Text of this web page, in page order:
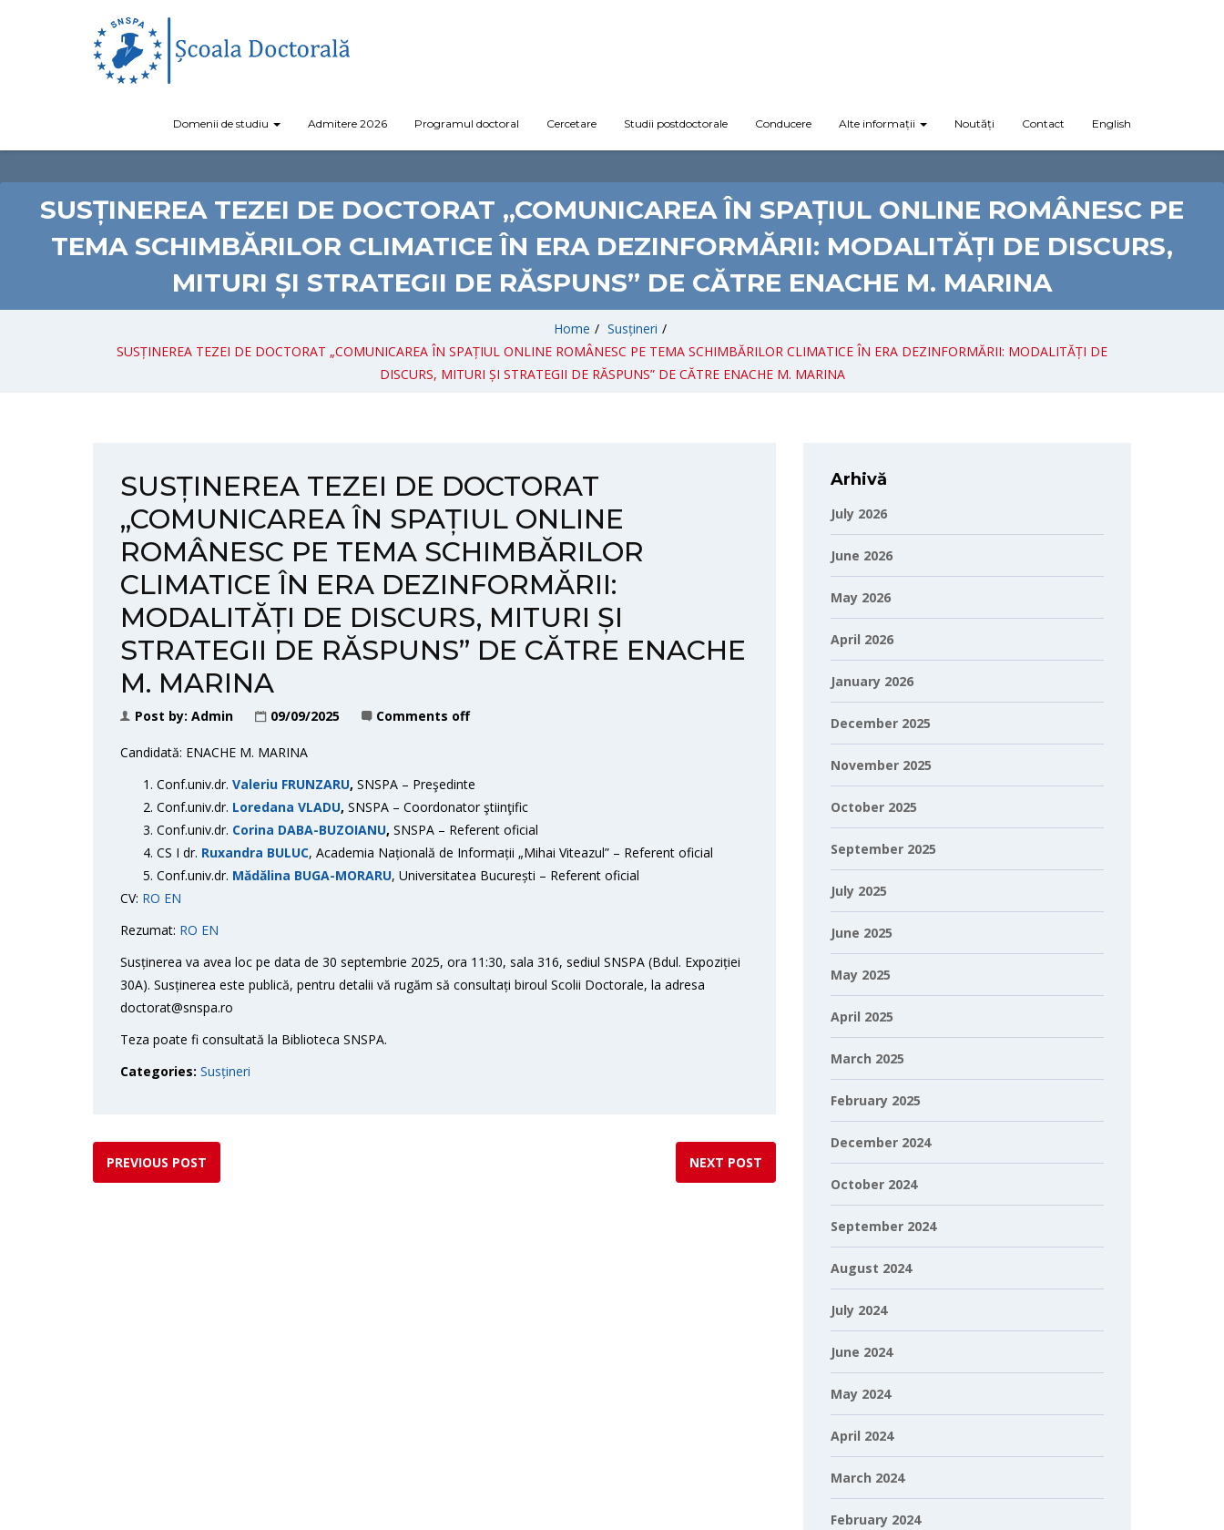
Domenii de studiu Admitere 2026 Programul doctoral Cercetare Studii postdoctorale Conducere Alte informații Noutăți Contact English
SUSȚINEREA TEZEI DE DOCTORAT „COMUNICAREA ÎN SPAȚIUL ONLINE ROMÂNESC PE
TEMA SCHIMBĂRILOR CLIMATICE ÎN ERA DEZINFORMĂRII: MODALITĂȚI DE DISCURS,
MITURI ȘI STRATEGII DE RĂSPUNS” DE CĂTRE ENACHE M. MARINA
Home / Susțineri /
SUSȚINEREA TEZEI DE DOCTORAT „COMUNICAREA ÎN SPAȚIUL ONLINE ROMÂNESC PE TEMA SCHIMBĂRILOR CLIMATICE ÎN ERA DEZINFORMĂRII: MODALITĂȚI DE
DISCURS, MITURI ȘI STRATEGII DE RĂSPUNS” DE CĂTRE ENACHE M. MARINA
SUSȚINEREA TEZEI DE DOCTORAT
„COMUNICAREA ÎN SPAȚIUL ONLINE
ROMÂNESC PE TEMA SCHIMBĂRILOR
CLIMATICE ÎN ERA DEZINFORMĂRII:
MODALITĂȚI DE DISCURS, MITURI ȘI
STRATEGII DE RĂSPUNS” DE CĂTRE ENACHE
M. MARINA
Post by: Admin 09/09/2025 Comments off
Candidată: ENACHE M. MARINA
Conf.univ.dr. Valeriu FRUNZARU, SNSPA – Preşedinte
Conf.univ.dr. Loredana VLADU, SNSPA – Coordonator ştiinţific
Conf.univ.dr. Corina DABA-BUZOIANU, SNSPA – Referent oficial
CS I dr. Ruxandra BULUC, Academia Națională de Informații „Mihai Viteazul” – Referent oficial
Conf.univ.dr. Mădălina BUGA-MORARU, Universitatea București – Referent oficial
CV: RO EN
Rezumat: RO EN
Susținerea va avea loc pe data de 30 septembrie 2025, ora 11:30, sala 316, sediul SNSPA (Bdul. Expoziției
30A). Susținerea este publică, pentru detalii vă rugăm să consultați biroul Scolii Doctorale, la adresa
doctorat@snspa.ro
Teza poate fi consultată la Biblioteca SNSPA.
Categories: Susțineri
PREVIOUS POST NEXT POST
Arhivă
July 2026
June 2026
May 2026
April 2026
January 2026
December 2025
November 2025
October 2025
September 2025
July 2025
June 2025
May 2025
April 2025
March 2025
February 2025
December 2024
October 2024
September 2024
August 2024
July 2024
June 2024
May 2024
April 2024
March 2024
February 2024